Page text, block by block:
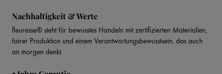
Nachhaltigkeit & Werte
fleuresse® steht für bewusstes Handeln mit zertifizierten Materialien,
fairer Produktion und einem Verantwortungsbewusstsein, das auch
an morgen denkt.